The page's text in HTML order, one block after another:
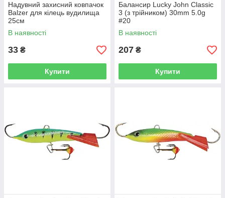
Надувний захисний ковпачок
Balzer для кілець вудилища
25см
В наявності
33 ₴
Купити
Балансир Lucky John Classic
3 (з трійником) 30mm 5.0g
#20
В наявності
207 ₴
Купити